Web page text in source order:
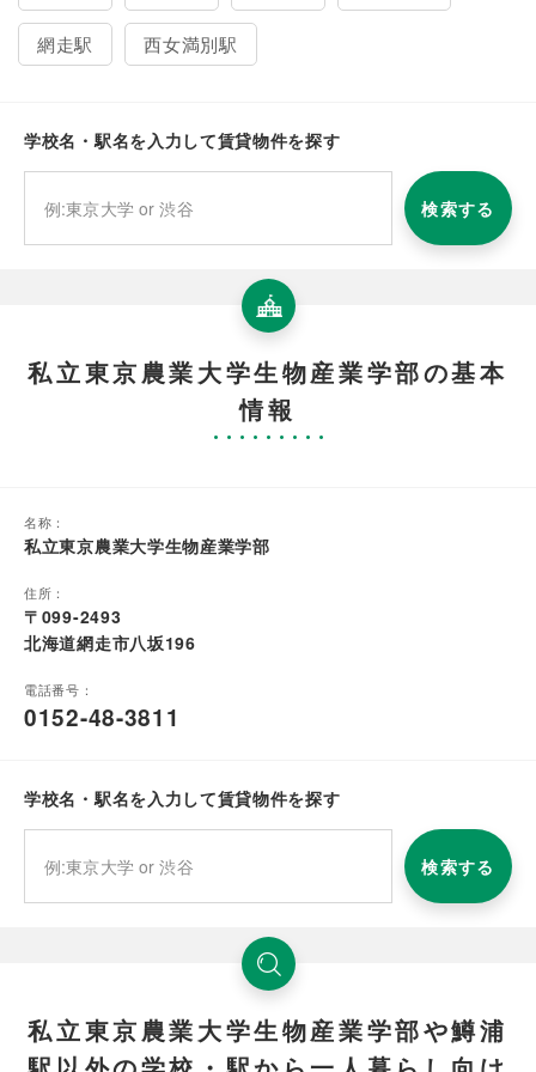
網走駅 西女満別駅
学校名・駅名を入力して賃貸物件を探す
検索する
私立東京農業大学生物産業学部の基本
情報
名称：
私立東京農業大学生物産業学部
住所：
〒099-2493
北海道網走市八坂196
電話番号：
0152-48-3811
学校名・駅名を入力して賃貸物件を探す
検索する
私立東京農業大学生物産業学部や鱒浦